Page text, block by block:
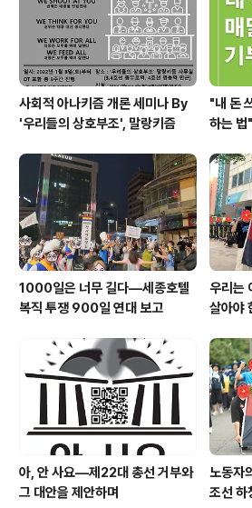
사회적 아나키즘 개론 세미나 By
'우리들의 상호부조', 말랑키즘
"내 돈
하는
1000일은 너무 길다―세종호텔
복직 투쟁 900일 연대 보고
우리는
살아야
고문
아, 안 사요―제22대 총선 거부와
그 대안을 제안하며
노동자
조선 하